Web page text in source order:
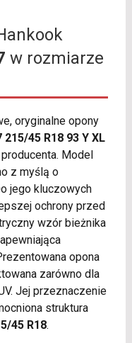
w rozmiarze
oryginalne opony
45 R18 93 Y XL
Model
z myślą o
jego kluczowych
ochrony przed
wzór bieżnika
opona
zarówno dla
Jej przeznaczenie
struktura
45 R18.